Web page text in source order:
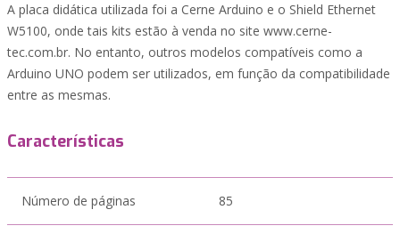
A placa didática utilizada foi a Cerne Arduino e o Shield Ethernet
W5100, onde tais kits estão à venda no site www.cerne-
tec.com.br. No entanto, outros modelos compatíveis como a
Arduino UNO podem ser utilizados, em função da compatibilidade
entre as mesmas.
Características
Número de páginas 85